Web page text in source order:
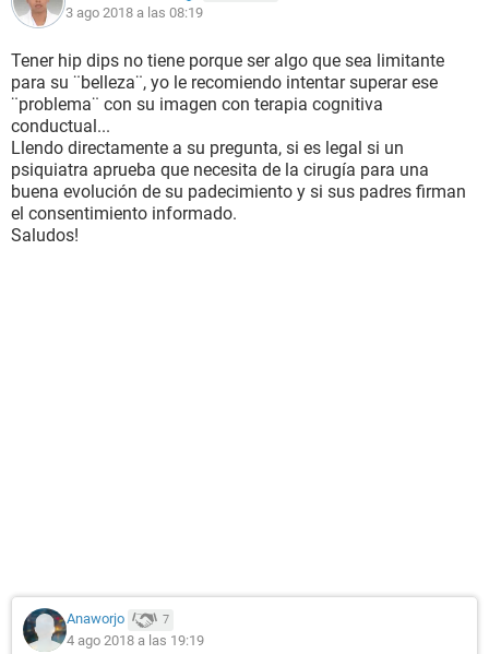
3 ago 2018 a las 08:19
Tener hip dips no tiene porque ser algo que sea limitante
para su ¨belleza¨, yo le recomiendo intentar superar ese
¨problema¨ con su imagen con terapia cognitiva
conductual...
Llendo directamente a su pregunta, si es legal si un
psiquiatra aprueba que necesita de la cirugía para una
buena evolución de su padecimiento y si sus padres firman
el consentimiento informado.
Saludos!
Anaworjo 7
4 ago 2018 a las 19:19